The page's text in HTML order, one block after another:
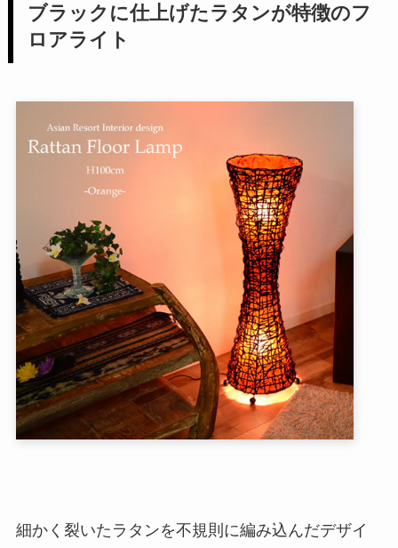
ブラックに仕上げたラタンが特徴のフ
ロアライト
細かく裂いたラタンを不規則に編み込んだデザイ